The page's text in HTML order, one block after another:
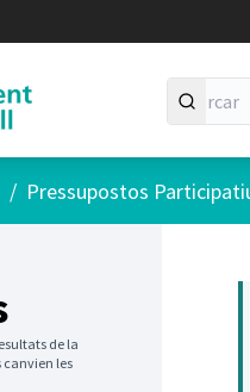
/ Pressupostos
de la
les